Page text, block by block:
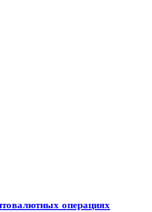
операциях